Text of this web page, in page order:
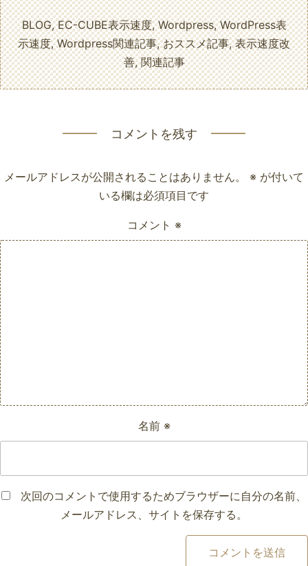
BLOG,EC-CUBE表示速度,Wordpress,WordPress表
示速度,Wordpress関連記事,おススメ記事,表示速度改
善,関連記事
コメントを残す
メールアドレスが公開されることはありません。 ※ が付いて
いる欄は必須項目です
コメント ※
名前 ※
次回のコメントで使用するためブラウザーに自分の名前、
メールアドレス、サイトを保存する。